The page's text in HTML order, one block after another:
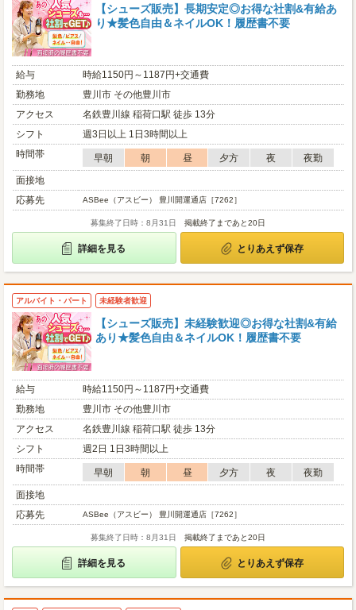
【シューズ販売】長期安定◎お得な社割&有給あ
り★髪色自由＆ネイルOK！履歴書不要
給与
時給1150円～1187円+交通費
勤務地
豊川市 その他豊川市
アクセス
名鉄豊川線 稲荷口駅 徒歩 13分
シフト
週3日以上 1日3時間以上
時間帯
早朝 朝 昼 夕方 夜
夜勤
面接地
応募先
ASBee（アスビー） 豊川開運通店［7262］
募集終了日時：8月31日 掲載終了まであと20日
詳細を見る とりあえず保存
アルバイト・パート 未経験者歓迎
【シューズ販売】未経験歓迎◎お得な社割&有給
あり★髪色自由＆ネイルOK！履歴書不要
給与
時給1150円～1187円+交通費
勤務地
豊川市 その他豊川市
アクセス
名鉄豊川線 稲荷口駅 徒歩 13分
シフト
週2日 1日3時間以上
時間帯
早朝 朝 昼 夕方 夜
夜勤
面接地
応募先
ASBee（アスビー） 豊川開運通店［7262］
募集終了日時：8月31日 掲載終了まであと20日
詳細を見る とりあえず保存